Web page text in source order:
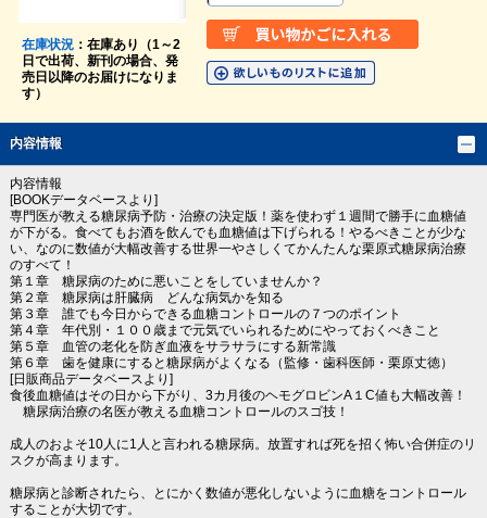
在庫状況：在庫あり（1～2
日で出荷、新刊の場合、発
売日以降のお届けになりま
す）
内容情報
内容情報
[BOOKデータベースより]
専門医が教える糖尿病予防・治療の決定版！薬を使わず１週間で勝手に血糖値
が下がる。食べてもお酒を飲んでも血糖値は下げられる！やるべきことが少な
い、なのに数値が大幅改善する世界一やさしくてかんたんな栗原式糖尿病治療
のすべて！
第１章 糖尿病のために悪いことをしていませんか？
第２章 糖尿病は肝臓病 どんな病気かを知る
第３章 誰でも今日からできる血糖コントロールの７つのポイント
第４章 年代別・１００歳まで元気でいられるためにやっておくべきこと
第５章 血管の老化を防ぎ血液をサラサラにする新常識
第６章 歯を健康にすると糖尿病がよくなる（監修・歯科医師・栗原丈徳）
[日販商品データベースより]
食後血糖値はその日から下がり、3カ月後のヘモグロビンA１C値も大幅改善！
糖尿病治療の名医が教える血糖コントロールのスゴ技！
成人のおよそ10人に1人と言われる糖尿病。放置すれば死を招く怖い合併症のリ
スクが高まります。
糖尿病と診断されたら、とにかく数値が悪化しないように血糖をコントロール
することが大切です。